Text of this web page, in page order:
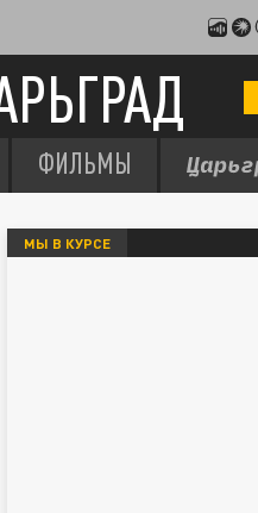
ФИЛЬМЫ
МЫ В КУРСЕ